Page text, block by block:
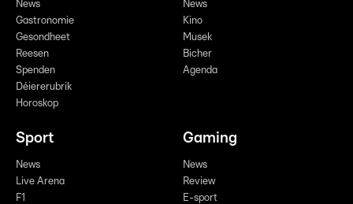
News
Gastronomie
Gesondheet
Reesen
Spenden
Déiererubrik
Horoskop
News
Kino
Musek
Bicher
Agenda
Sport
News
Live Arena
F1
Gaming
News
Review
E-sport